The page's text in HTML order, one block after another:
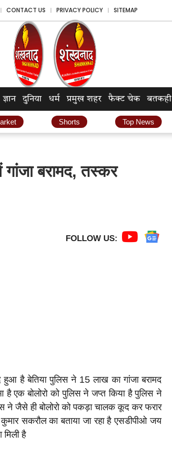
CONTACT US PRIVACY POLICY SITEMAP
ज्ञान दुनिया धर्म प्रमुख शहर फैक्ट चेक बतकही
Shorts Top News
गांजा बरामद, तस्कर
FOLLOW US:
हुआ है बेतिया पुलिस ने 15 लाख का गांजा बरामद
एक बोलोरो को पुलिस ने जप्त किया है पुलिस ने
ने जैसे ही बोलोरो को पकड़ा चालक कूद कर फरार
सकरौल का बताया जा रहा है एसडीपीओ जय
है